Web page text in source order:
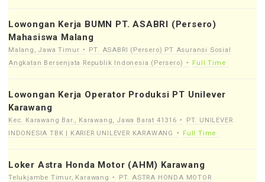
Lowongan Kerja BUMN PT. ASABRI (Persero)
Mahasiswa Malang
Malang, Jawa Timur
PT. ASABRI (Persero) PT Asuransi Sosial
Angkatan Bersenjata Republik Indonesia (Persero)
Full Time
Lowongan Kerja Operator Produksi PT Unilever
Karawang
Kec. Karawang Bar., Karawang, Jawa Barat 41316
PT. UNILEVER
INDONESIA TBK | KARIER UNILEVER KARAWANG
Full Time
Loker Astra Honda Motor (AHM) Karawang
Telukjambe Timur, Karawang
PT. ASTRA HONDA MOTOR